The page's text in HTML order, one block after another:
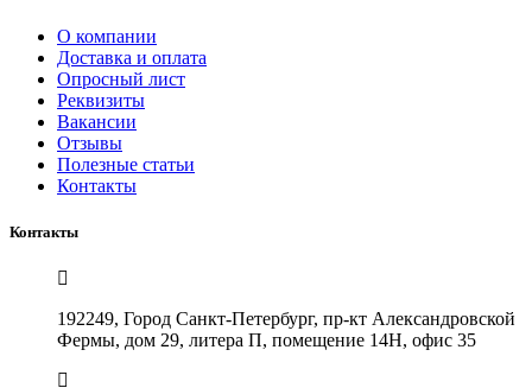
О компании
Доставка и оплата
Опросный лист
Реквизиты
Вакансии
Отзывы
Полезные статьи
Контакты
Контакты
192249, Город Санкт-Петербург, пр-кт Александровской
Фермы, дом 29, литера П, помещение 14Н, офис 35